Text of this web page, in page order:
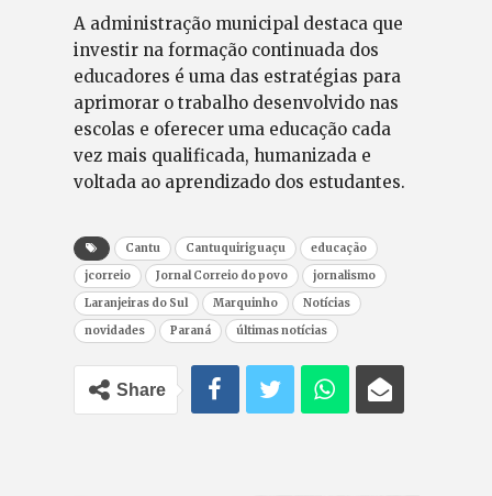
A administração municipal destaca que
investir na formação continuada dos
educadores é uma das estratégias para
aprimorar o trabalho desenvolvido nas
escolas e oferecer uma educação cada
vez mais qualificada, humanizada e
voltada ao aprendizado dos estudantes.
Cantu Cantuquiriguaçu
educação
jcorreio
Jornal Correio do povo
jornalismo
Laranjeiras do Sul
Marquinho
Notícias
novidades
Paraná últimas notícias
Share